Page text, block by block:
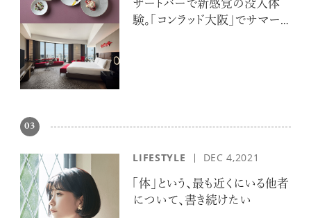
ザートバーで新感覚の没入体
験。「コンラッド大阪」でサマー
03
LIFESTYLE DEC 4,2021
「体」という、最も近くにいる他者
について、書き続けたい